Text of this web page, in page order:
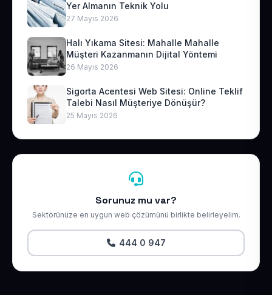
Yer Almanın Teknik Yolu
27 Mayıs 2026
Halı Yıkama Sitesi: Mahalle Mahalle
Müşteri Kazanmanın Dijital Yöntemi
26 Mayıs 2026
Sigorta Acentesi Web Sitesi: Online Teklif
Talebi Nasıl Müşteriye Dönüşür?
25 Mayıs 2026
Sorunuz mu var?
Sektörünüze en uygun web çözümünü birlikte belirleyelim.
444 0 947